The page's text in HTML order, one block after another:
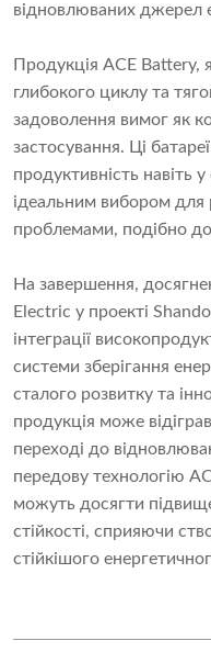
відновлюваних джерел
Продукція ACE Battery,
глибокого циклу та
задоволення вимог як
застосування. Ці
продуктивність навіть
ідеальним вибором для
проблемами, подібно
На завершення,
Electric у проекті
інтеграції
системи зберігання
сталого розвитку та
продукція може
переході до
передову технологію
можуть досягти
стійкості, сприяючи
стійкішого